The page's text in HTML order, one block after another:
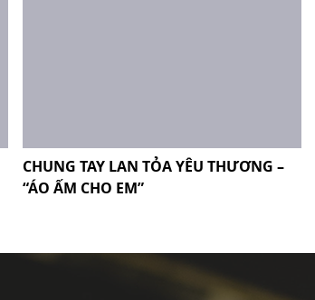
CHUNG TAY LAN TỎA YÊU THƯƠNG –
“ÁO ẤM CHO EM”